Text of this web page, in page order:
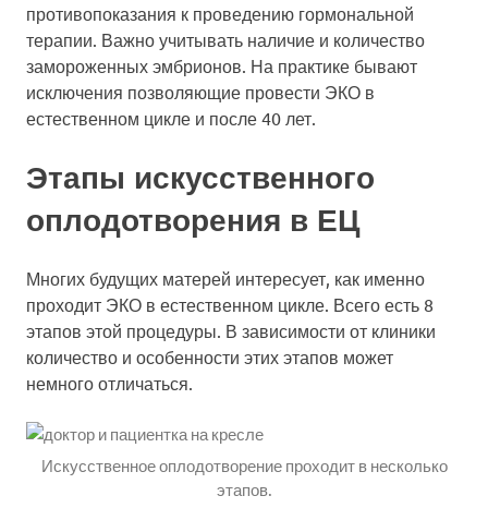
противопоказания к проведению гормональной
терапии. Важно учитывать наличие и количество
замороженных эмбрионов. На практике бывают
исключения позволяющие провести ЭКО в
естественном цикле и после 40 лет.
Этапы искусственного
оплодотворения в ЕЦ
Многих будущих матерей интересует, как именно
проходит ЭКО в естественном цикле. Всего есть 8
этапов этой процедуры. В зависимости от клиники
количество и особенности этих этапов может
немного отличаться.
Искусственное оплодотворение проходит в несколько
этапов.